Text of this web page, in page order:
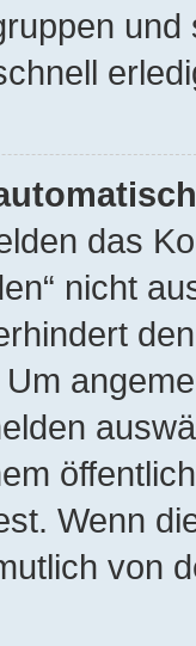
das
nicht
Wenn
von